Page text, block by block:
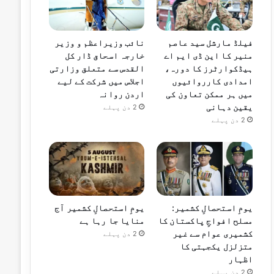
فیلڈ مارشل سید عاصم
منیر کا این ڈی ایم اے
ہیڈکوارٹرز کا دورہ،
امدادی کارروائیوں
میں ہر ممکن تعاون کی
یقین دہانی
2 دن پہلے
نائب وزیراعظم و وزیر
خارجہ اسحاق ڈار کل
القدس سے متعلق وزارتی
اجلاس میں شرکت کے لیے
اردن روانہ
2 دن پہلے
یومِ استحصالِ کشمیر:
مسلح افواجِ پاکستان کا
کشمیری عوام سے غیر
متزلزل یکجہتی کا
اظہار
2 دن پہلے
یومِ استحصالِ کشمیر آج
منایا جا رہا ہے
2 دن پہلے